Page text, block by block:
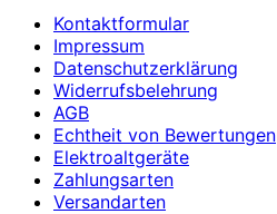
Kontaktformular
Impressum
Datenschutzerklärung
Widerrufsbelehrung
AGB
Echtheit von Bewertungen
Elektroaltgeräte
Zahlungsarten
Versandarten